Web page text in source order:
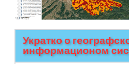
Укратко о
информационом